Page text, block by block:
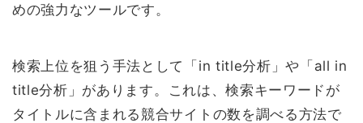
めの強力なツールです。
検索上位を狙う手法として「in title分析」や「all in
title分析」があります。これは、検索キーワードが
タイトルに含まれる競合サイトの数を調べる方法で